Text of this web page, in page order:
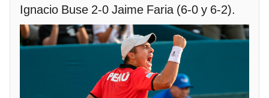
Ignacio Buse 2-0 Jaime Faria (6-0 y 6-2).